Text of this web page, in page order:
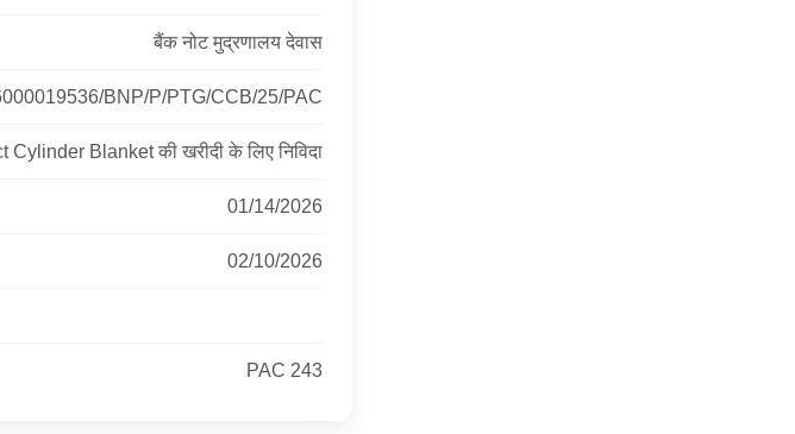
बैंक नोट मुद्रणालय देवास
BNP/P/PTG/CCB/25/PAC
Blanket की खरीदी के लिए निविदा
01/14/2026
02/10/2026
PAC 243